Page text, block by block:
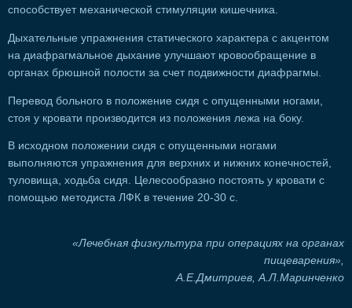
способствует механической стимуляции кишечника.
Дыхательные упражнения статического характера с акцентом
на диафрагмальное дыхание улучшают кровообращение в
органах брюшной полости за счет подвижности диафрагмы.
Перевод больного в положение сидя с опущенными ногами,
стоя у кровати производится из положения лежа на боку.
В исходном положении сидя с опущенными ногами
выполняются упражнения для верхних и нижних конечностей,
туловища, ходьба сидя. Целесообразно постоять у кровати с
помощью методиста ЛФК в течение 20-30 с.
«Лечебная физкультура при операциях на органах
пищеварения»,
А.Е.Дмитриев, А.Л.Маринченко